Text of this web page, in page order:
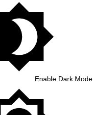
Enable Dark Mode